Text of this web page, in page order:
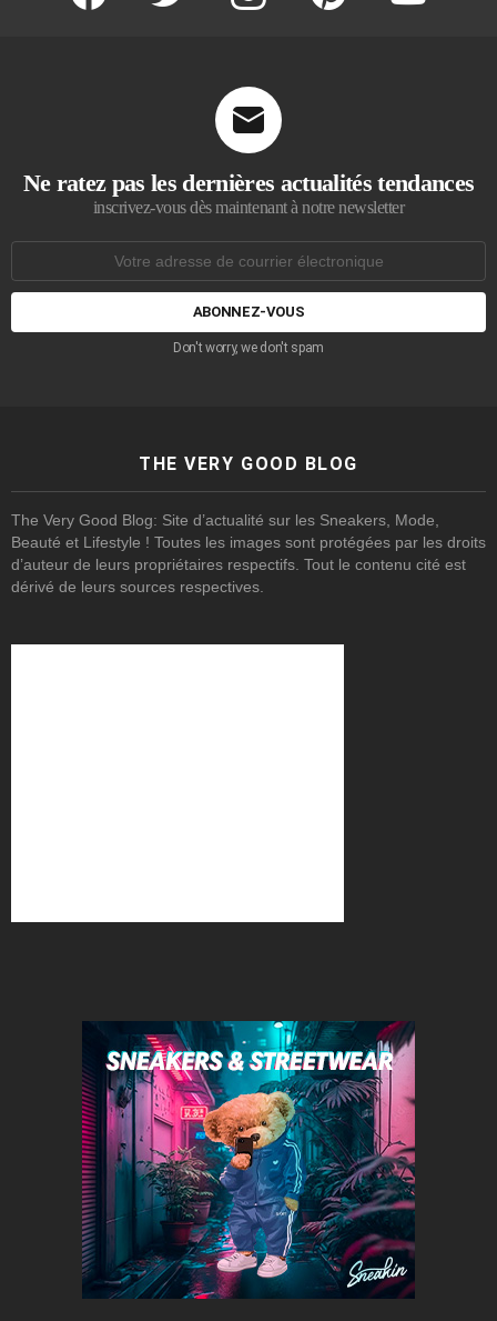
Ne ratez pas les dernières actualités tendances
inscrivez-vous dès maintenant à notre newsletter
courrier
Don't worry, we don't spam
THE VERY GOOD BLOG
The Very Good Blog: Site d’actualité sur les Sneakers, Mode,
Beauté et Lifestyle ! Toutes les images sont protégées par les droits
d’auteur de leurs propriétaires respectifs. Tout le contenu cité est
dérivé de leurs sources respectives.